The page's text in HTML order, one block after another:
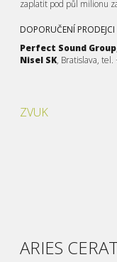
zaplatit pod půl milionu
DOPORUČENÍ PRODEJCI
Perfect Sound Group
Nisel SK, Bratislava,
ZVUK
ARIES